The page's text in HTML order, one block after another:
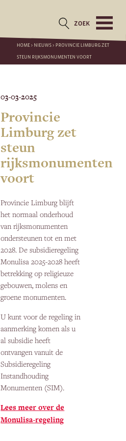
ZOEK
HOME> NIEUWS> PROVINCIE LIMBURG ZET
STEUN RIJKSMONUMENTEN VOORT
03-03-2025
Provincie
Limburg zet
steun
rijksmonumenten
voort
Provincie Limburg blijft
het normaal onderhoud
van rijksmonumenten
ondersteunen tot en met
2028. De subsidieregeling
Monulisa 2025-2028 heeft
betrekking op religieuze
gebouwen, molens en
groene monumenten.
U kunt voor de regeling in
aanmerking komen als u
al subsidie heeft
ontvangen vanuit de
Subsidieregeling
Instandhouding
Monumenten (SIM).
Lees meer over de
Monulisa-regeling